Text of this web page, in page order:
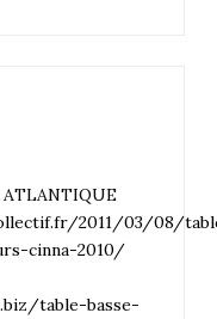
ATLANTIQUE
2011/03/08/
cinna-2010/
table-basse-